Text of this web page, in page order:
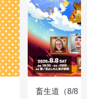
畜生道（8/8